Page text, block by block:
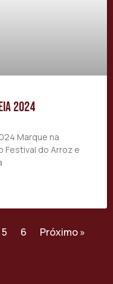
2024
Marque na
Festival do Arroz e
5 6 Próximo »